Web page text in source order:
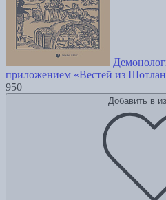
приложением «Вестей из
950
Добавить в